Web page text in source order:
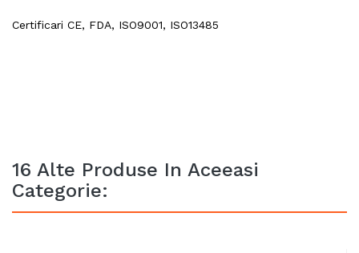
Certificari CE, FDA, ISO9001, ISO13485
16 Alte Produse In Aceeasi
Categorie: